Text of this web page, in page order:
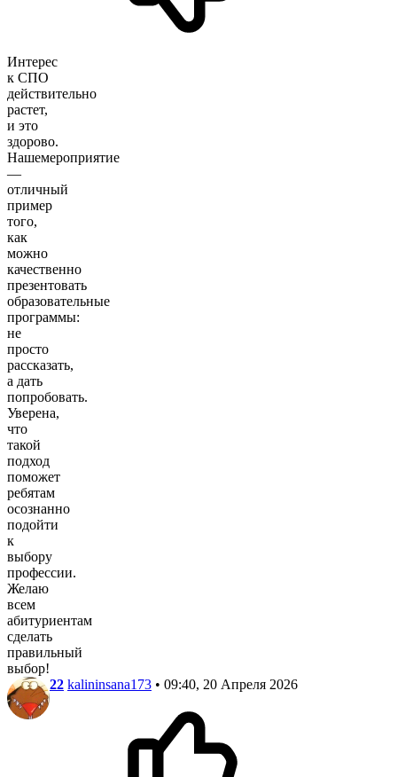
Интерес
к СПО
действительно
растет,
и это
здорово.
Нашемероприятие
—
отличный
пример
того,
как
можно
качественно
презентовать
образовательные
программы:
не
просто
рассказать,
а дать
попробовать.
Уверена,
что
такой
подход
поможет
ребятам
осознанно
подойти
к
выбору
профессии.
Желаю
всем
абитуриентам
сделать
правильный
выбор!
22 kalininsana173 • 09:40, 20 Апреля 2026